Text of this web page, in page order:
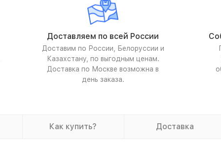
Доставляем по всей России
Доставим по России, Белоруссии и
Казахстану, по выгодным ценам.
Доставка по Москве возможна в
день заказа.
Как купить? Доставка